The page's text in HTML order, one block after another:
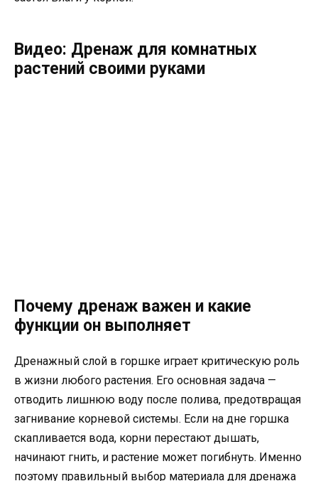
Видео: Дренаж для комнатных
растений своими руками
Почему дренаж важен и какие
функции он выполняет
Дренажный слой в горшке играет критическую роль
в жизни любого растения. Его основная задача —
отводить лишнюю воду после полива, предотвращая
загнивание корневой системы. Если на дне горшка
скапливается вода, корни перестают дышать,
начинают гнить, и растение может погибнуть. Именно
поэтому правильный выбор материала для дренажа